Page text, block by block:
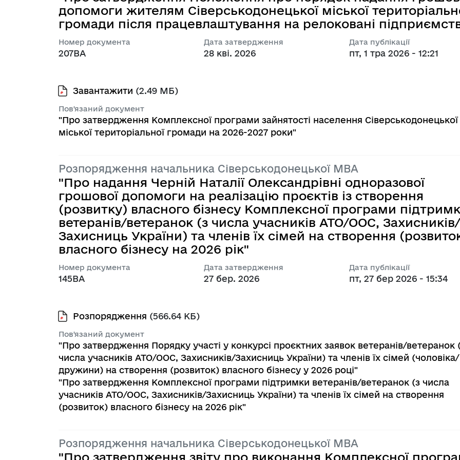
допомоги жителям Сіверськодонецької міської
громади після працевлаштування на релоковані
Номер документа
207ВА
Дата затвердження
28 кві. 2026
Дата публікації
пт, 1 тра 2026 - 12:21
Завантажити (2.49 МБ)
Пов'язаний документ
"Про затвердження Комплексної програми зайнятості населення Сіверськодонецької
міської територіальної громади на 2026-2027 роки"
Розпорядження начальника Сіверськодонецької МВА
"Про надання Черній Наталії Олександрівні одноразової
грошової допомоги на реалізацію проєктів із створення
(розвитку) власного бізнесу Комплексної програми
ветеранів/ветеранок (з числа учасників ATO/OOC, Захисників/
Захисниць України) та членів їх сімей на створення
власного бізнесу на 2026 рік"
Номер документа
145ВА
Дата затвердження
27 бер. 2026
Дата публікації
пт, 27 бер 2026 - 15:34
Розпорядження (566.64 КБ)
Пов'язаний документ
"Про затвердження Порядку участі у конкурсі проєктних заявок ветеранів/ветеранок
числа учасників АТО/ООС, Захисників/Захисниць України) та членів їх сімей (чоловіка/
дружини) на створення (розвиток) власного бізнесу у 2026 році"
"Про затвердження Комплексної програми підтримки ветеранів/ветеранок (з числа
учасників АТО/ООС, Захисників/Захисниць України) та членів їх сімей на створення
(розвиток) власного бізнесу на 2026 рік"
Розпорядження начальника Сіверськодонецької МВА
"Про затвердження звіту про виконання Комплексної